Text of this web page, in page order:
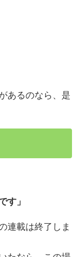
あるのなら、是
す」
連載は終了しま